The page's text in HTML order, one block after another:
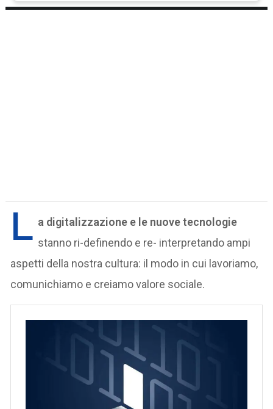
L a digitalizzazione e le nuove tecnologie
stanno ri-definendo e re- interpretando ampi
aspetti della nostra cultura: il modo in cui lavoriamo,
comunichiamo e creiamo valore sociale.